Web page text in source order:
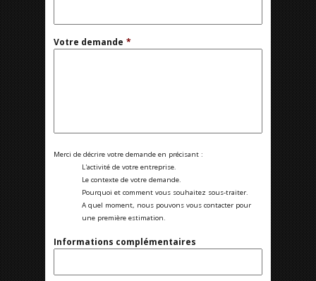
Votre demande *
Merci de décrire votre demande en précisant :
L'activité de votre entreprise.
Le contexte de votre demande.
Pourquoi et comment vous souhaitez sous-traiter.
A quel moment, nous pouvons vous contacter pour
une première estimation.
Informations complémentaires